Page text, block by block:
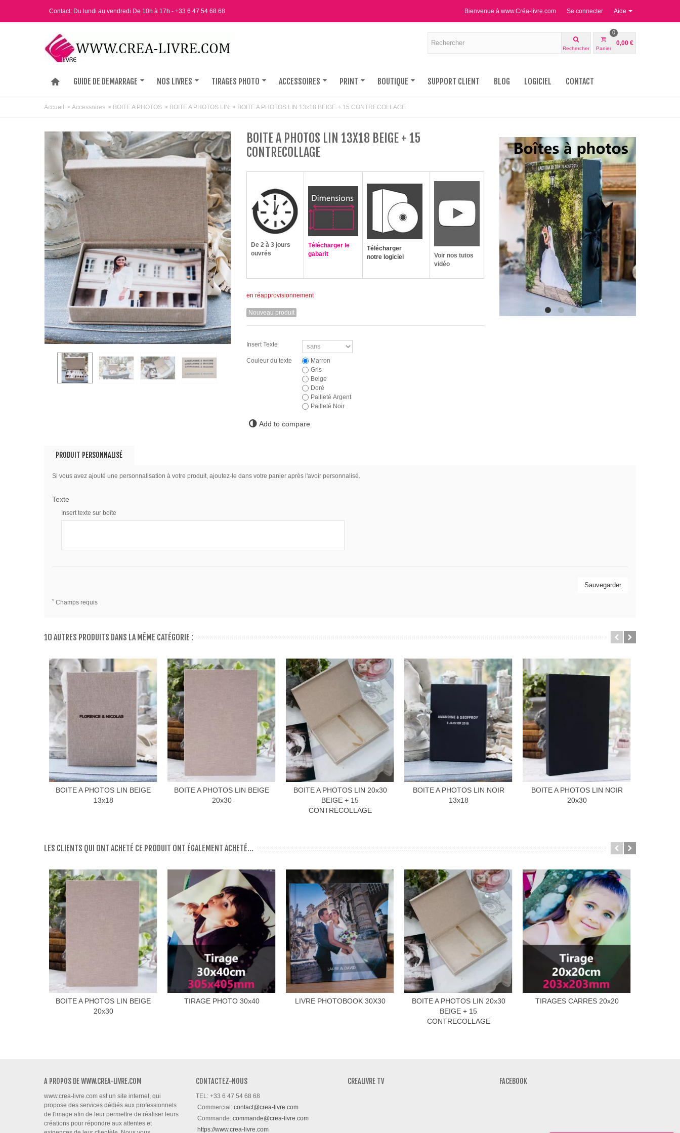
Aide
Contact: Du lundi au vendredi De 10h à 17h - +33 6 47 54 68 68 Bienvenue à www.Créa-livre.com Se connecter
Rechercher Panier
0
0,00 €
GUIDE DE DEMARRAGE NOS LIVRES TIRAGES PHOTO ACCESSOIRES PRINT BOUTIQUE SUPPORT CLIENT BLOG LOGICIEL CONTACT
Accueil > Accessoires > BOITE A PHOTOS > BOITE A PHOTOS LIN > BOITE A PHOTOS LIN 13x18 BEIGE + 15 CONTRECOLLAGE
BOITE A PHOTOS LIN 13X18 BEIGE + 15
CONTRECOLLAGE
De 2 à 3 jours
ouvrés
Télécharger le
gabarit
Télécharger
notre logiciel
Voir nos tutos
vidéo
en réapprovisionnement
Nouveau produit
Insert Texte
Couleur du texte
Marron
Gris
Beige
Doré
Pailleté Argent
Pailleté Noir
Add to compare
PRODUIT PERSONNALISÉ
Si vous avez ajouté une personnalisation à votre produit, ajoutez-le dans votre panier après l'avoir personnalisé.
Texte
Insert texte sur boîte
Sauvegarder
* Champs requis
10 AUTRES PRODUITS DANS LA MÊME CATÉGORIE :
BOITE A PHOTOS LIN BEIGE
13x18
BOITE A PHOTOS LIN BEIGE
20x30
BOITE A PHOTOS LIN 20x30
BEIGE + 15
CONTRECOLLAGE
BOITE A PHOTOS LIN NOIR
13x18
BOITE A PHOTOS LIN NOIR
20x30
LES CLIENTS QUI ONT ACHETÉ CE PRODUIT ONT ÉGALEMENT ACHETÉ...
BOITE A PHOTOS LIN BEIGE
20x30
TIRAGE PHOTO 30x40 LIVRE PHOTOBOOK 30X30
BOITE A PHOTOS LIN 20x30
BEIGE + 15
CONTRECOLLAGE
TIRAGES CARRES 20x20
A PROPOS DE WWW.CREA-LIVRE.COM
www.crea-livre.com est un site internet, qui
propose des services dédiés aux professionnels
de l'image afin de leur permettre de réaliser leurs
créations pour répondre aux attentes et
CONTACTEZ-NOUS
TEL: +33 6 47 54 68 68
Commercial: contact@crea-livre.com
Commande: commande@crea-livre.com
https://www.crea-livre.com
CREALIVRE TV FACEBOOK